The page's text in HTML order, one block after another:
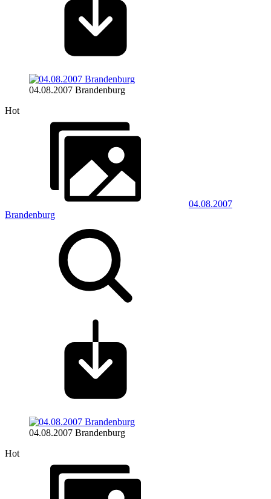
04.08.2007 Brandenburg
Hot
04.08.2007
Brandenburg
04.08.2007 Brandenburg
Hot